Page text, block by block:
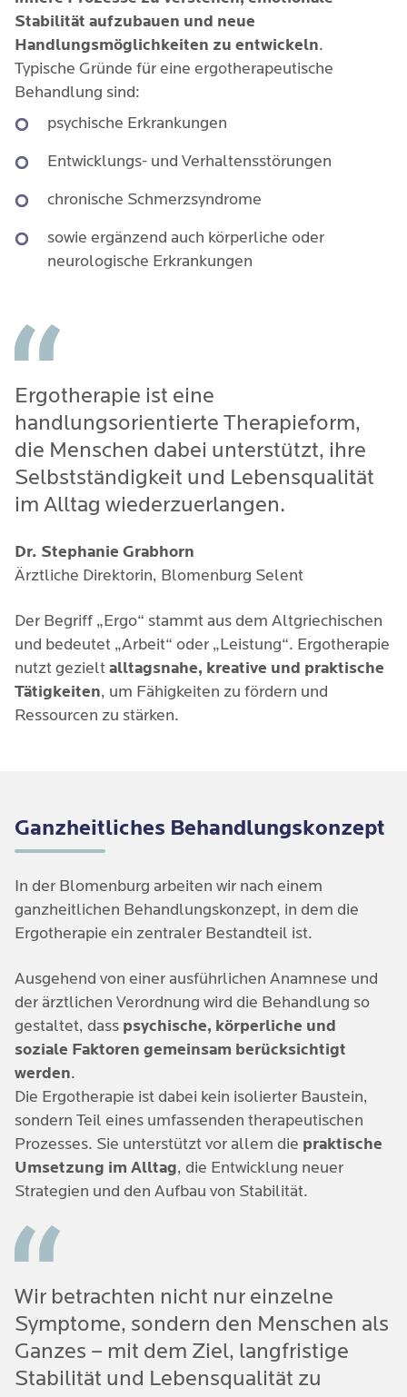
Stabilität aufzubauen und neue
Handlungsmöglichkeiten zu entwickeln.
Typische Gründe für eine ergotherapeutische
Behandlung sind:
psychische Erkrankungen
Entwicklungs- und Verhaltensstörungen
chronische Schmerzsyndrome
sowie ergänzend auch körperliche oder
neurologische Erkrankungen
Ergotherapie ist eine
handlungsorientierte Therapieform,
die Menschen dabei unterstützt, ihre
Selbstständigkeit und Lebensqualität
im Alltag wiederzuerlangen.
Dr. Stephanie Grabhorn
Ärztliche Direktorin, Blomenburg Selent
Der Begriff „Ergo“ stammt aus dem Altgriechischen
und bedeutet „Arbeit“ oder „Leistung“. Ergotherapie
nutzt gezieltalltagsnahe, kreative und praktische
Tätigkeiten, um Fähigkeiten zu fördern und
Ressourcen zu stärken.
Ganzheitliches Behandlungskonzept
In der Blomenburg arbeiten wir nach einem
ganzheitlichen Behandlungskonzept, in dem die
Ergotherapie ein zentraler Bestandteil ist.
Ausgehend von einer ausführlichen Anamnese und
der ärztlichen Verordnung wird die Behandlung so
gestaltet, dass psychische, körperliche und
soziale Faktoren gemeinsam berücksichtigt
werden.
Die Ergotherapie ist dabei kein isolierter Baustein,
sondern Teil eines umfassenden therapeutischen
Prozesses. Sie unterstützt vor allem die praktische
Umsetzung im Alltag, die Entwicklung neuer
Strategien und den Aufbau von Stabilität.
Wir betrachten nicht nur einzelne
Symptome, sondern den Menschen als
Ganzes – mit dem Ziel, langfristige
Stabilität und Lebensqualität zu